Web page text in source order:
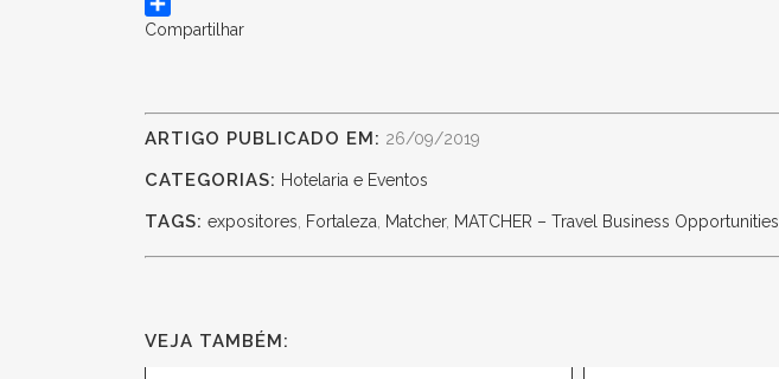
Compartilhar
ARTIGO PUBLICADO EM: 26/09/2019
CATEGORIAS: Hotelaria e Eventos
TAGS: expositores Fortaleza Matcher, MATCHER – Travel Business Opportunities
VEJA TAMBÉM: